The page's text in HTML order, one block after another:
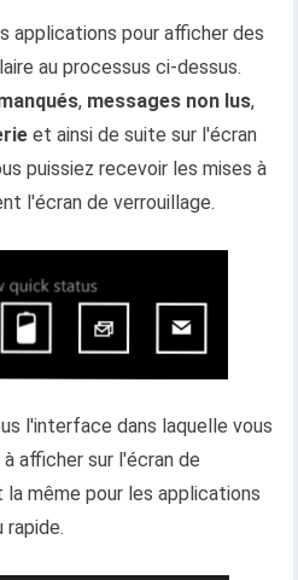
applications pour afficher des
au processus ci-dessus.
, messages non lus,
et ainsi de suite sur l'écran
puissiez recevoir les mises à
l'écran de verrouillage.
l'interface dans laquelle vous
afficher sur l'écran de
même pour les applications
rapide.